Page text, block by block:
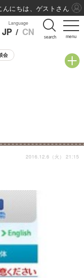
menu
Language
JP / CN search
会
2016.12.6（火） 21:15
んにちは、ゲストさん